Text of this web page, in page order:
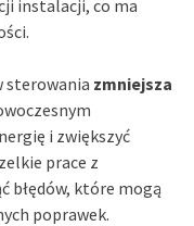
instalacji, co ma
sterowania zmniejsza
i zwiększyć
prace z
błędów, które mogą
poprawek.